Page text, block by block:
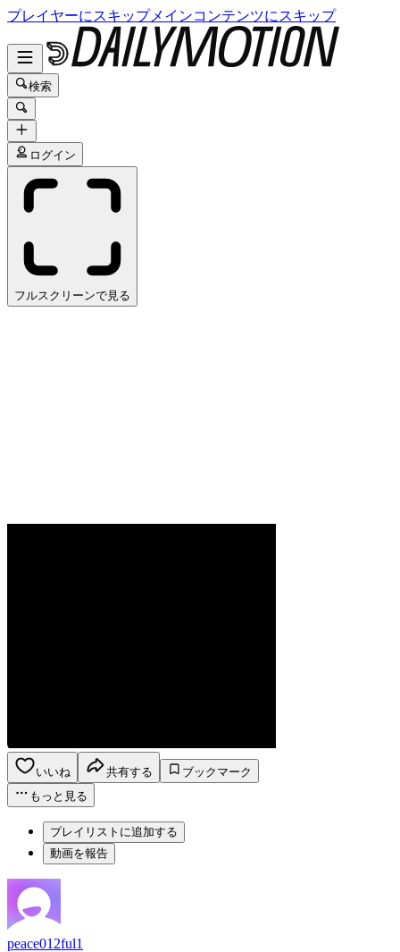
プレイヤーにスキップメインコンテンツにスキップ
検索
ログイン
フルスクリーンで見る
いいね 共有する
ブックマーク
もっと見る
プレイリストに追加する
動画を報告
peace012ful1